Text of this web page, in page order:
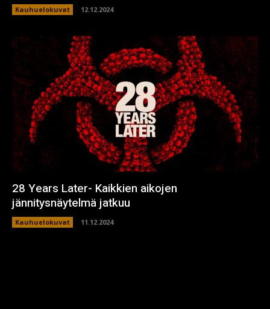
Kauhuelokuvat 12.12.2024
28 Years Later- Kaikkien aikojen
jännitysnäytelmä jatkuu
Kauhuelokuvat 11.12.2024